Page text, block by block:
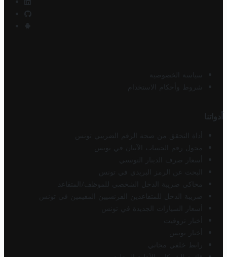
سياسة الخصوصية
شروط وأحكام الاستخدام
أدواتنا
أداة التحقق من صحة الرقم الضريبي تونس
محول رقم الحساب الآيبان في تونس
أسعار صرف الدينار التونسي
البحث عن الرمز البريدي في تونس
محاكي ضريبة الدخل الشخصي للموظف/المتقاعد
ضريبة الدخل للمتقاعدين الفرنسيين المقيمين في تونس
أسعار السيارات الجديدة في تونس
أخبار تروفيت
أخبار تونس
رابط خلفي مجاني